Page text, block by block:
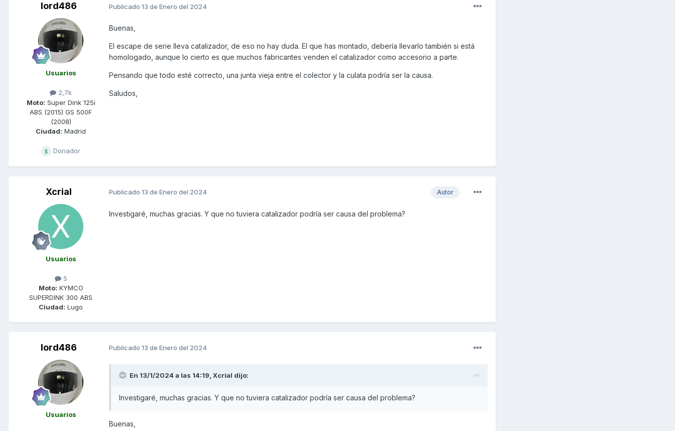
lord486
Usuarios
2,7k
Moto: Super Dink 125i
ABS (2015) GS 500F
(2008)
Ciudad: Madrid
Donador
Publicado 13 de Enero del 2024
Buenas,
El escape de serie lleva catalizador, de eso no hay duda. El que has montado, debería llevarlo también si está
homologado, aunque lo cierto es que muchos fabricantes venden el catalizador como accesorio a parte.
Pensando que todo esté correcto, una junta vieja entre el colector y la culata podría ser la causa.
Saludos,
Xcrial
Usuarios
5
Moto: KYMCO
SUPERDINK 300 ABS
Ciudad: Lugo
Autor
Publicado 13 de Enero del 2024
Investigaré, muchas gracias. Y que no tuviera catalizador podría ser causa del problema?
lord486
Usuarios
Publicado 13 de Enero del 2024
En 13/1/2024 a las 14:19, Xcrial dijo:
Investigaré, muchas gracias. Y que no tuviera catalizador podría ser causa del problema?
Buenas,